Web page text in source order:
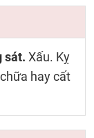
sát. Xấu. Kỵ
hay cất